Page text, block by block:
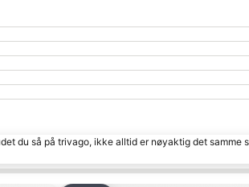
du så på trivago, ikke alltid er nøyaktig det samme